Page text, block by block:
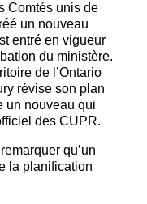
Comtés unis de
un nouveau
entré en vigueur
du ministère.
de l’Ontario
révise son plan
un nouveau qui
des CUPR.
qu’un
la planification